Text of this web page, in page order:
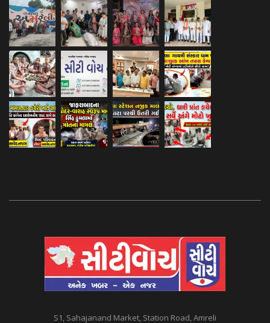
S1, Sahajanand Market, Station Road, Amreli